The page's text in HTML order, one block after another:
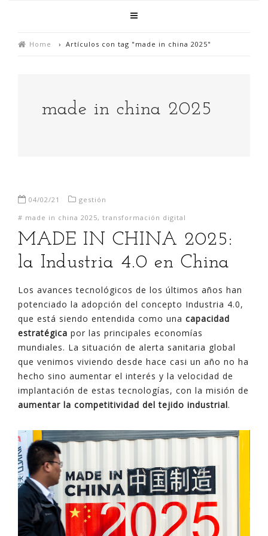
Home › Artículos con tag "made in china 2025"
made in china 2025
04/02/21
gestión
# made in china 2025, transformación digital
MADE IN CHINA 2025:
la Industria 4.0 en China
Los avances tecnológicos de los últimos años han
potenciado la adopción del concepto Industria 4.0,
que está siendo entendida como una capacidad
estratégica por las principales economías
mundiales. La situación de alerta sanitaria global
que venimos viviendo desde hace casi un año no ha
hecho sino aumentar el interés y la velocidad de
implantación de estas tecnologías, con la misión de
aumentar la competitividad del tejido industrial.